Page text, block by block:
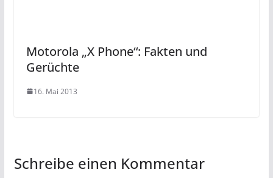
Motorola „X Phone“: Fakten und
Gerüchte
16. Mai 2013
Schreibe einen Kommentar